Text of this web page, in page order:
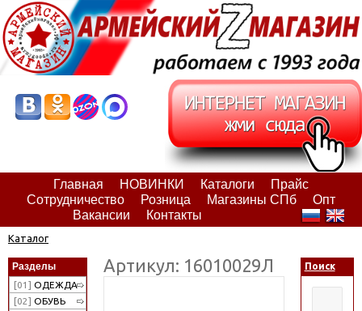
Главная НОВИНКИ Каталоги
Прайс
Сотрудничество
Розница Магазины СПб
Опт
Вакансии
Контакты
Каталог
Разделы
[01] ОДЕЖДА
[02] ОБУВЬ
Артикул: 16010029Л Поиск